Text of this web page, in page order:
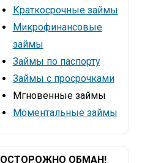
Краткосрочные займы
Микрофинансовые
займы
Займы по паспорту
Займы с просрочками
Мгновенные займы
Моментальные займы
ОСТОРОЖНО ОБМАН!